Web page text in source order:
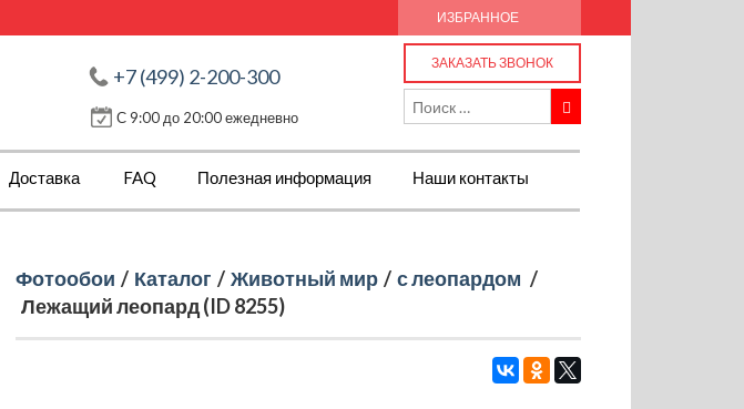
ИЗБРАННОЕ
+7 (499) 2-200-300
С 9:00 до 20:00 ежедневно
ЗАКАЗАТЬ ЗВОНОК
Доставка FAQ Полезная информация Наши контакты
Фотообои / Каталог / Животный мир / с леопардом /
Лежащий леопард (ID 8255)